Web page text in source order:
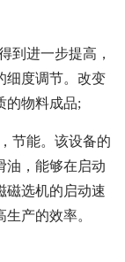
到进一步提高，
细度调节。改变
的物料成品;
节能。该设备的
油，能够在启动
磁选机的启动速
产的效率。